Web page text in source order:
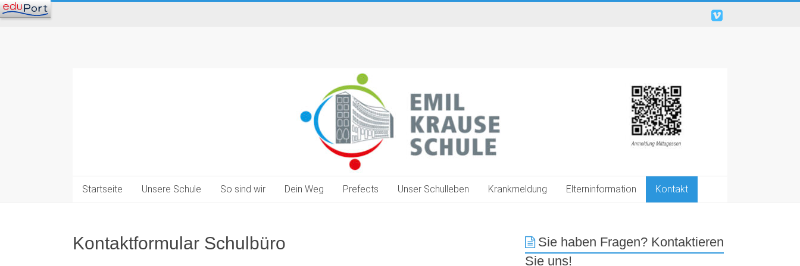
Startseite Unsere Schule So sind wir Dein Weg Prefects Unser Schulleben Krankmeldung Elterninformation Kontakt
Kontaktformular Schulbüro
Sie haben Fragen? Kontaktieren
Sie uns!